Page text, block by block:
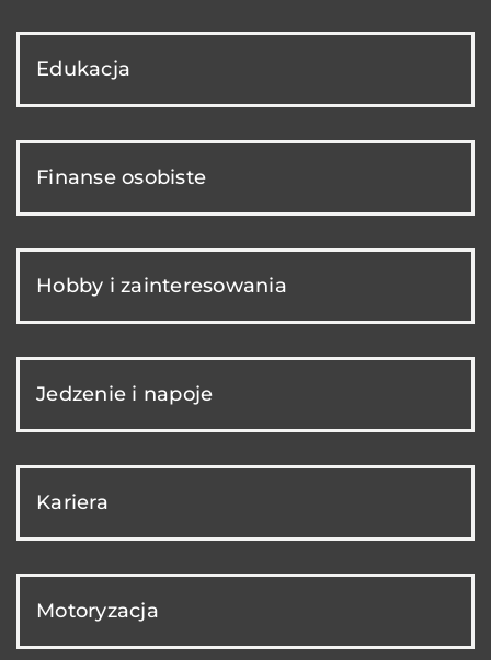
Edukacja
Finanse osobiste
Hobby i zainteresowania
Jedzenie i napoje
Kariera
Motoryzacja